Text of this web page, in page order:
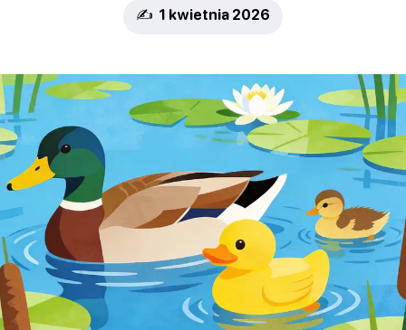
✍️ 1 kwietnia 2026